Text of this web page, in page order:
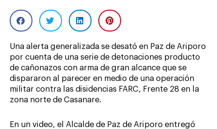
Una alerta generalizada se desató en Paz de Ariporo
por cuenta de una serie de detonaciones producto
de cañonazos con arma de gran alcance que se
dispararon al parecer en medio de una operación
militar contra las disidencias FARC, Frente 28 en la
zona norte de Casanare.
En un video, el Alcalde de Paz de Ariporo entregó